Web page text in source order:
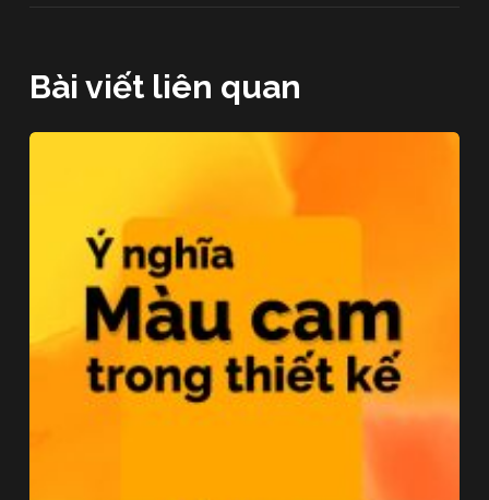
Bài viết liên quan